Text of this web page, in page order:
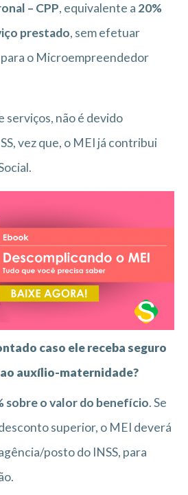
– CPP, equivalente a 20%
prestado, sem efetuar
o Microempreendedor
serviços, não é devido
vez que, o MEI já contribui
caso ele receba seguro
auxílio-maternidade?
sobre o valor do benefício. Se
superior, o MEI deverá
posto do INSS, para